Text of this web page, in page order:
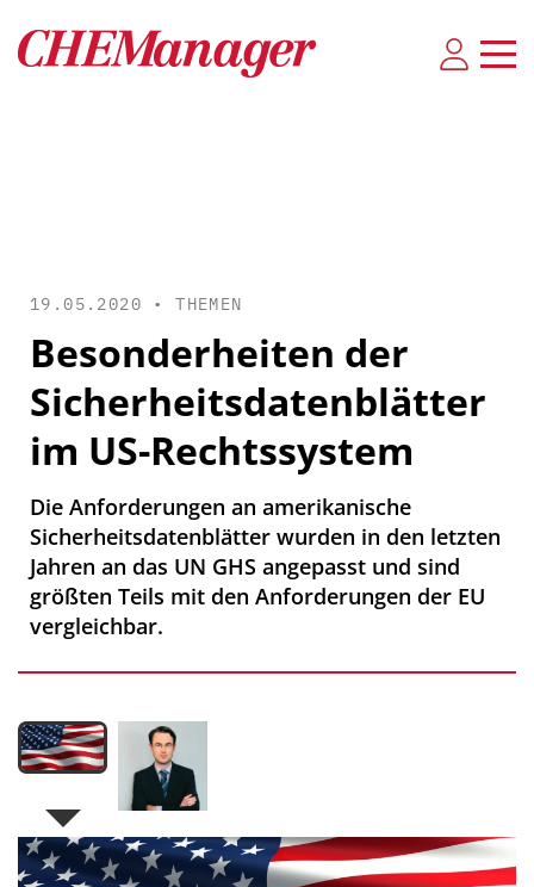
19.05.2020 •THEMEN
Besonderheiten der
Sicherheitsdatenblätter
im US-Rechtssystem
Die Anforderungen an amerikanische
Sicherheitsdatenblätter wurden in den letzten
Jahren an das UN GHS angepasst und sind
größten Teils mit den Anforderungen der EU
vergleichbar.